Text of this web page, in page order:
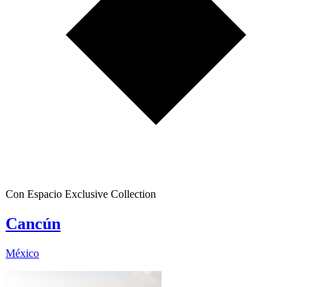
Con Espacio Exclusive Collection
Cancún
México